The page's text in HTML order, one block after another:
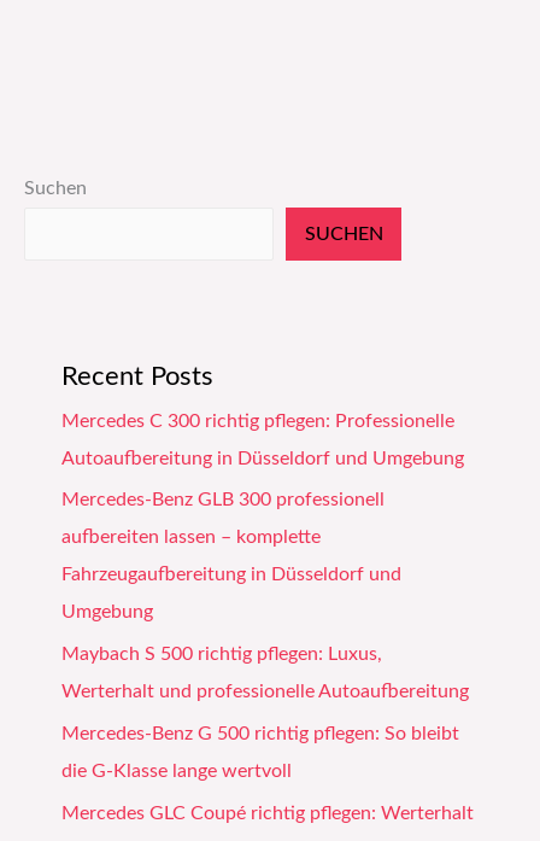
Suchen
SUCHEN
Recent Posts
Mercedes C 300 richtig pflegen: Professionelle
Autoaufbereitung in Düsseldorf und Umgebung
Mercedes-Benz GLB 300 professionell
aufbereiten lassen – komplette
Fahrzeugaufbereitung in Düsseldorf und
Umgebung
Maybach S 500 richtig pflegen: Luxus,
Werterhalt und professionelle Autoaufbereitung
Mercedes-Benz G 500 richtig pflegen: So bleibt
die G-Klasse lange wertvoll
Mercedes GLC Coupé richtig pflegen: Werterhalt